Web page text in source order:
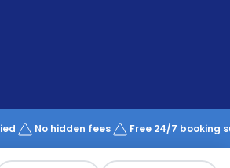
No hidden fees Free 24/7 booking